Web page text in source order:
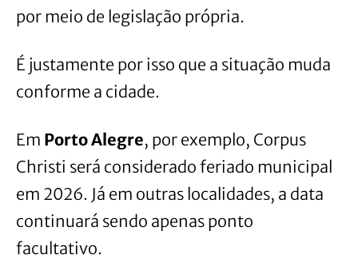
por meio de legislação própria.
É justamente por isso que a situação muda
conforme a cidade.
Em Porto Alegre, por exemplo, Corpus
Christi será considerado feriado municipal
em 2026. Já em outras localidades, a data
continuará sendo apenas ponto
facultativo.